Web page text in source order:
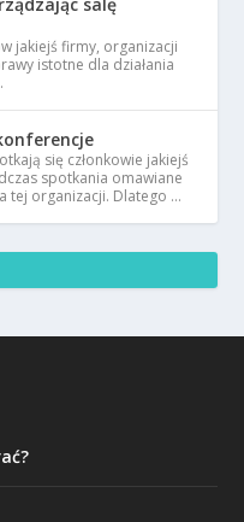
jakiejś firmy, organizacji
istotne dla działania
się członkowie jakiejś
spotkania omawiane
tej organizacji. Dlatego …